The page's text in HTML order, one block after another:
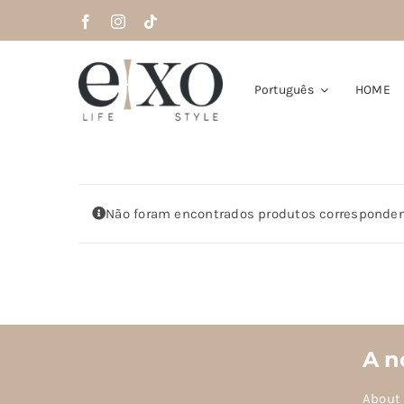
para
Português HOME
Não foram encontrados produtos
A
About